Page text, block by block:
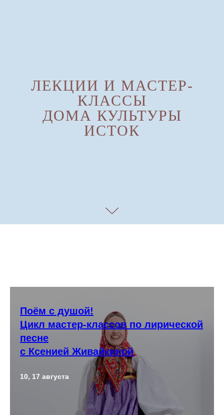
ЛЕКЦИИ И МАСТЕР-
КЛАССЫ
ДОМА КУЛЬТУРЫ
ИСТОК
Поём с душой!
Цикл мастер-классов по лирической
песне
с Ксенией Живайкиной
10, 17 августа